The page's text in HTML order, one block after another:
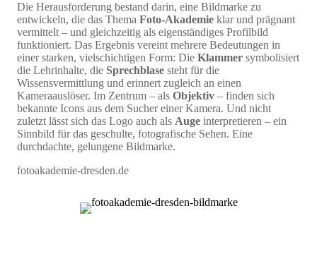
Die Herausforderung bestand darin, eine Bildmarke zu
entwickeln, die das Thema Foto-Akademie klar und prägnant
vermittelt – und gleichzeitig als eigenständiges Profilbild
funktioniert. Das Ergebnis vereint mehrere Bedeutungen in
einer starken, vielschichtigen Form: Die Klammer symbolisiert
die Lehrinhalte, die Sprechblase steht für die
Wissensvermittlung und erinnert zugleich an einen
Kameraauslöser. Im Zentrum – als Objektiv – finden sich
bekannte Icons aus dem Sucher einer Kamera. Und nicht
zuletzt lässt sich das Logo auch als Auge interpretieren – ein
Sinnbild für das geschulte, fotografische Sehen. Eine
durchdachte, gelungene Bildmarke.
fotoakademie-dresden.de